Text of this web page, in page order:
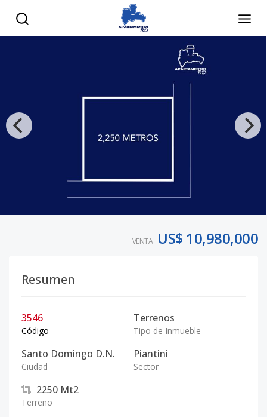
VENTA US$ 10,980,000
Resumen
3546
Código
Terrenos
Tipo de Inmueble
Santo Domingo D.N.
Ciudad
Piantini
Sector
2250 Mt2
Terreno